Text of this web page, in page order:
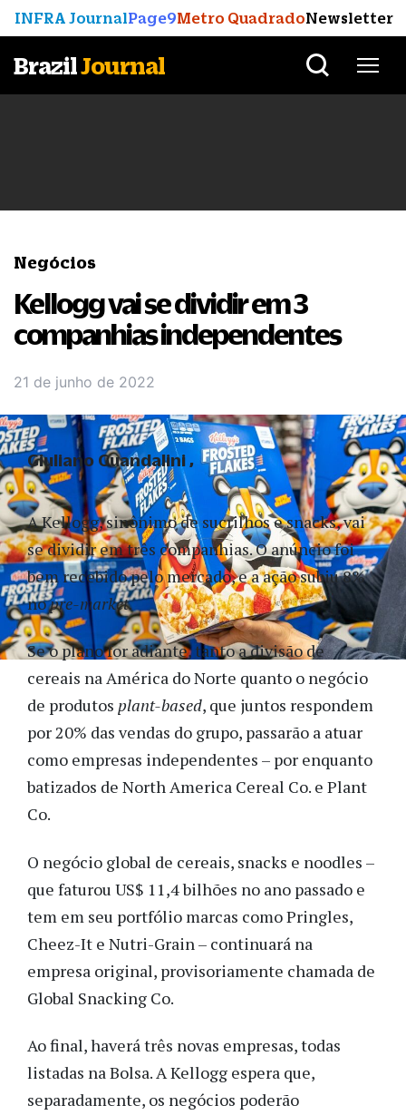
INFRA JournalPage9Metro QuadradoNewsletter
BrazilJournal
Negócios
Kellogg vai se dividir em 3
companhias independentes
21 de junho de 2022
A Kellogg, sinônimo de sucrilhos e snacks, vai
se dividir em três companhias. O anúncio foi
bem recebido pelo mercado, e a ação subiu 8%
nopre-market.
Se o plano for adiante, tanto a divisão de
cereais na América do Norte quanto o negócio
de produtos plant-based, que juntos respondem
por 20% das vendas do grupo, passarão a atuar
como empresas independentes – por enquanto
batizados de North America Cereal Co. e Plant
Co.
O negócio global de cereais, snacks e noodles –
que faturou US$ 11,4 bilhões no ano passado e
tem em seu portfólio marcas como Pringles,
Cheez-It e Nutri-Grain – continuará na
empresa original, provisoriamente chamada de
Global Snacking Co.
Ao final, haverá três novas empresas, todas
listadas na Bolsa. A Kellogg espera que,
separadamente, os negócios poderão
Giuliano Guandalini